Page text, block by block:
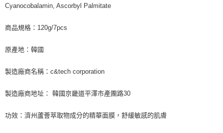
Cyanocobalamin, Ascorbyl Palmitate
商品規格：120g/7pcs
原產地：韓國
製造廠商名稱：c&tech corporation
製造廠商地址： 韓國京畿道平澤市產團路30
功效：濟州蘆薈萃取物成分的精華面膜，舒緩敏感的肌膚